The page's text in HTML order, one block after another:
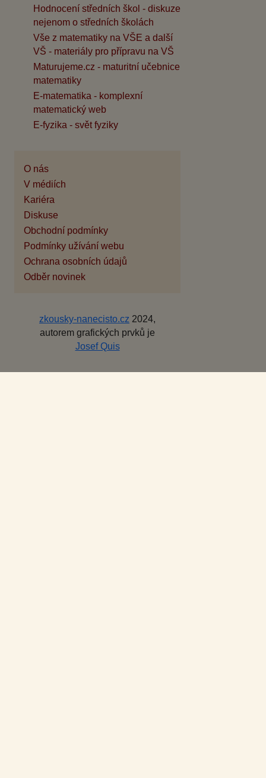
Hodnocení středních škol - diskuze
nejenom o středních školách
Vše z matematiky na VŠE a další
VŠ - materiály pro přípravu na VŠ
Maturujeme.cz - maturitní učebnice
matematiky
E-matematika - komplexní
matematický web
E-fyzika - svět fyziky
O nás
V médiích
Kariéra
Diskuse
Obchodní podmínky
Podmínky užívání webu
Ochrana osobních údajů
Odběr novinek
zkousky-nanecisto.cz 2024,
autorem grafických prvků je
Josef Quis